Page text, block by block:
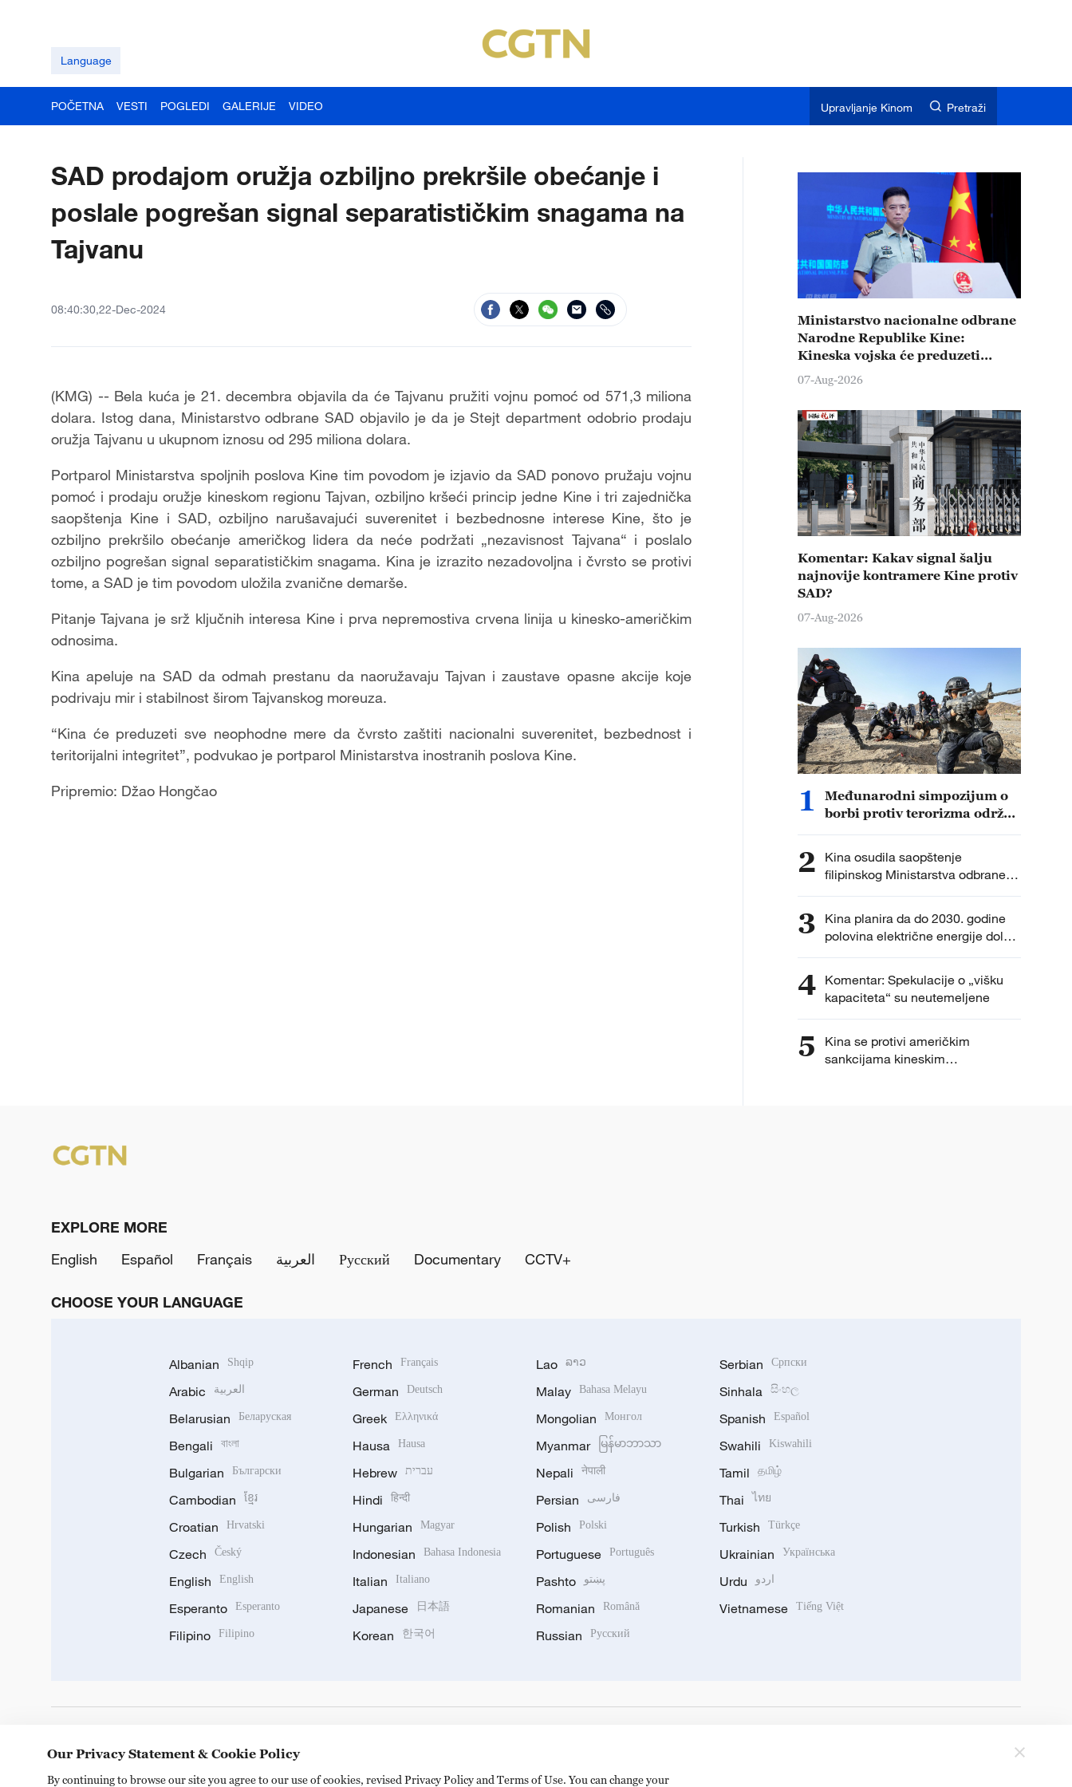
Language
POČETNA VESTI POGLEDI GALERIJE VIDEO Upravljanje Kinom Pretraži
SAD prodajom oružja ozbiljno prekršile obećanje i
poslale pogrešan signal separatističkim snagama na
Tajvanu
08:40:30,22-Dec-2024
(KMG) -- Bela kuća je 21. decembra objavila da će Tajvanu pružiti vojnu pomoć od 571,3 miliona
dolara. Istog dana, Ministarstvo odbrane SAD objavilo je da je Stejt department odobrio prodaju
oružja Tajvanu u ukupnom iznosu od 295 miliona dolara.
Portparol Ministarstva spoljnih poslova Kine tim povodom je izjavio da SAD ponovo pružaju vojnu
pomoć i prodaju oružje kineskom regionu Tajvan, ozbiljno kršeći princip jedne Kine i tri zajednička
saopštenja Kine i SAD, ozbiljno narušavajući suverenitet i bezbednosne interese Kine, što je
ozbiljno prekršilo obećanje američkog lidera da neće podržati „nezavisnost Tajvana“ i poslalo
ozbiljno pogrešan signal separatističkim snagama. Kina je izrazito nezadovoljna i čvrsto se protivi
tome, a SAD je tim povodom uložila zvanične demarše.
Pitanje Tajvana je srž ključnih interesa Kine i prva nepremostiva crvena linija u kinesko-američkim
odnosima.
Kina apeluje na SAD da odmah prestanu da naoružavaju Tajvan i zaustave opasne akcije koje
podrivaju mir i stabilnost širom Tajvanskog moreuza.
“Kina će preduzeti sve neophodne mere da čvrsto zaštiti nacionalni suverenitet, bezbednost i
teritorijalni integritet”, podvukao je portparol Ministarstva inostranih poslova Kine.
Pripremio: Džao Hongčao
Ministarstvo nacionalne odbrane
Narodne Republike Kine:
Kineska vojska će preduzeti
čvrste kontramere protiv svih
provokativnih pokušaja
izazivanja nemira
07-Aug-2026
Komentar: Kakav signal šalju
najnovije kontramere Kine protiv
SAD?
07-Aug-2026
1
Međunarodni simpozijum o
borbi protiv terorizma održan
2
Kina osudila saopštenje
filipinskog Ministarstva odbrane
kao političku provokaciju
3
Kina planira da do 2030. godine
polovina električne energije dolazi
iz nefosilnih izvora
4 Komentar: Spekulacije o „višku
kapaciteta“ su neutemeljene
5
Kina se protivi američkim
sankcijama kineskim
EXPLORE MORE
English
Español Français العربية Русский Documentary CCTV+
CHOOSE YOUR LANGUAGE
Albanian Shqip
Arabic العربية
Belarusian Беларуская
Bengali বাংলা
Bulgarian Български
Cambodian ខ្មែរ
Croatian Hrvatski
Czech Český
English English
Esperanto Esperanto
Filipino Filipino
French Français
German Deutsch
Greek Ελληνικά
Hausa Hausa
Hebrew עברית
Hindi हिन्दी
Hungarian Magyar
Indonesian Bahasa Indonesia
Italian Italiano
Japanese 日本語
Korean 한국어
Lao ລາວ
Malay Bahasa Melayu
Mongolian Монгол
Myanmar မြန်မာဘာသာ
Nepali नेपाली
Persian فارسی
Polish Polski
Portuguese Português
Pashto پښتو
Romanian Română
Russian Русский
Serbian Српски
Sinhala සිංහල
Spanish Español
Swahili Kiswahili
Tamil தமிழ்
Thai ไทย
Turkish Türkçe
Ukrainian Українська
Urdu اردو
Vietnamese Tiếng Việt
Our Privacy Statement & Cookie Policy
By continuing to browse our site you agree to our use of cookies, revised Privacy Policy and Terms of Use. You can change your